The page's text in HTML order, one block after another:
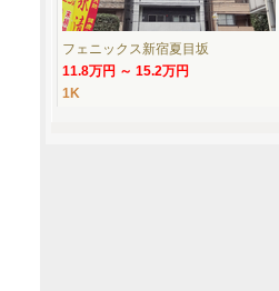
フェニックス新宿夏目坂
11.8万円 ～ 15.2万円
1K